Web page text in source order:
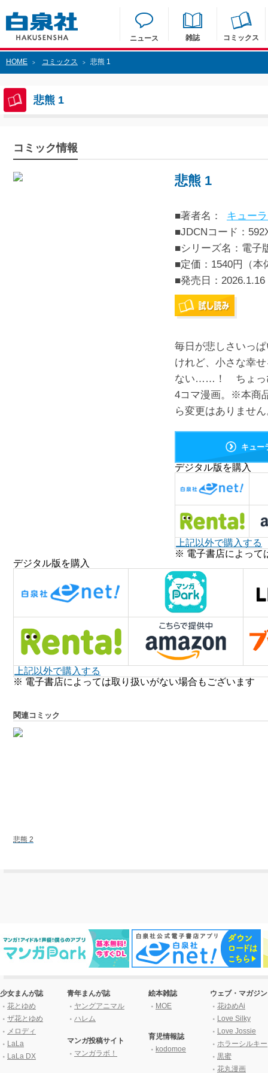
ニュース 雑誌 コミックス
HOME > コミックス > 悲熊 1
悲熊 1
コミック情報
悲熊 1
■著者名：
キュー
■JDCNコード：
■シリーズ名：電子
■定価：1540円（本
■発売日： 2026.1.16
毎日が悲しさいっ
けれど、小さな幸
ない……！ ちょっ
4コマ漫画。※本商
ら変更はありませ
キュー
デジタル版を購入
上記以外で購入する
※ 電子書店によって
デジタル版を購入
上記以外で購入する
※ 電子書店によっては取り扱いがない場合もございます
関連コミック
悲熊 2
少女まんが誌
花とゆめ
ザ花とゆめ
メロディ
LaLa
LaLa DX
青年まんが誌
ヤングアニマル
ハレム
マンガ投稿サイト
マンガラボ！
絵本雑誌
MOE
育児情報誌
kodomoe
ウェブ・マガジン
花ゆめAi
Love Silky
Love Jossie
ホラーシルキー
黒蜜
花丸漫画